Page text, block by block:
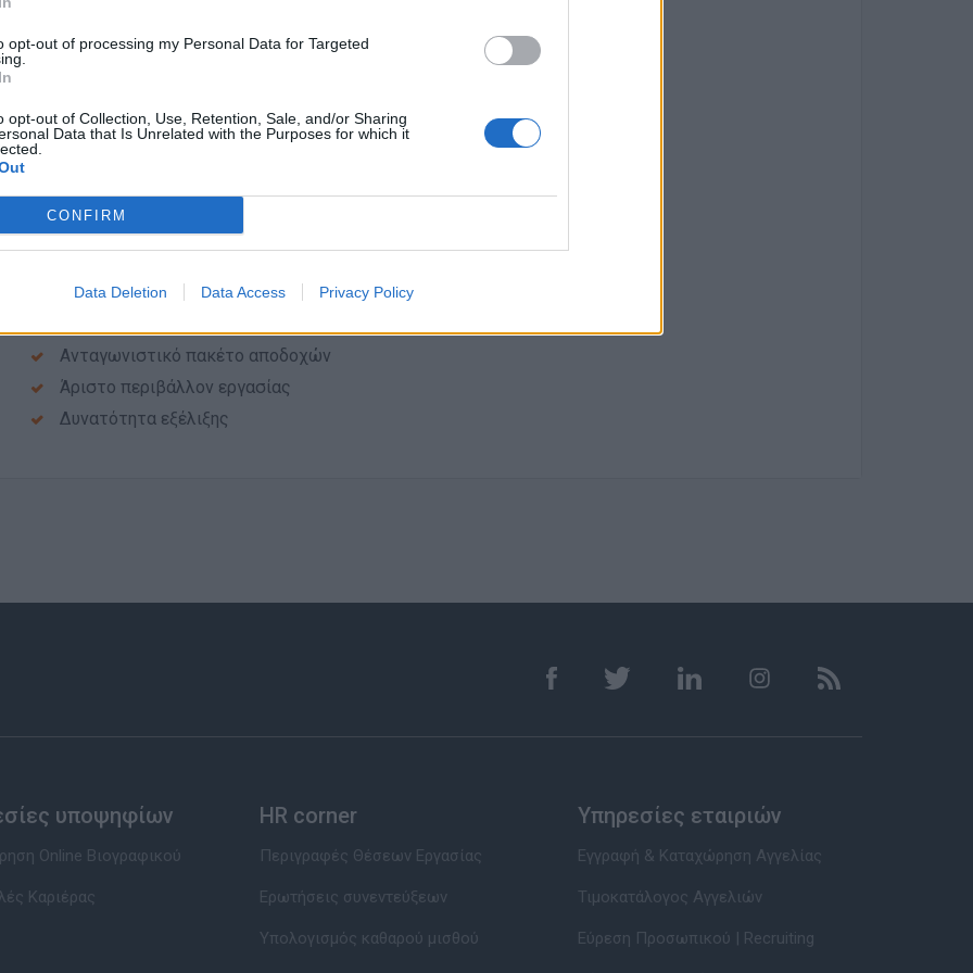
opt-out of processing my Personal Data for Targeted
opt-out of Collection, Use, Retention, Sale, and/or Sharing
Data that Is Unrelated with the Purposes for which it
CONFIRM
Data Deletion Data Access Privacy Policy
Διάθεση και όρεξη για εργασία
Πρωτοβουλία
Συνέπεια
Οργανωτικότητα
Ικανότητα εργασίας υπό πίεση
Ανταγωνιστικό πακέτο αποδοχών
Άριστο περιβάλλον εργασίας
Δυνατότητα εξέλιξης
υποψηφίων
Online Βιογραφικού
Καριέρας
HR corner
Περιγραφές Θέσεων Εργασίας
Ερωτήσεις συνεντεύξεων
Υπολογισμός καθαρού μισθού
Υπηρεσίες εταιριών
Εγγραφή & Καταχώρηση Αγγελίας
Τιμοκατάλογος Αγγελιών
Εύρεση Προσωπικού | Recruiting